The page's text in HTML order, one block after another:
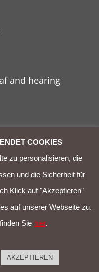
and hearing
COOKIES
zu personalisieren, die
und die Sicherheit für
Klick auf "Akzeptieren"
auf unserer Webseite zu.
Sie hier.
AKZEPTIEREN